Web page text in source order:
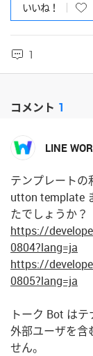
いいね！
1
コメント 1
LINE
テンプレートの
utton template
たでしょうか？
https://
0804?lang=ja
https://
0805?lang=ja
トーク Bot は
外部ユーザを含
せん。